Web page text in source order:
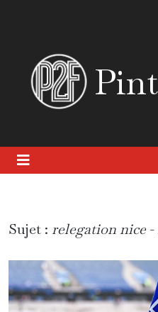
Sujet : relegation nice-